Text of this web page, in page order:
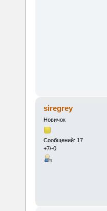
siregrey
Новичок
Сообщений: 17
+7/-0